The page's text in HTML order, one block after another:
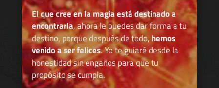
El que cree en la magia está destinado a
encontrarla, ahora le puedes dar forma a tu
destino, porque después de todo, hemos
venido a ser felices. Yo te guiaré desde la
honestidad sin engaños para que tu
propósito se cumpla.